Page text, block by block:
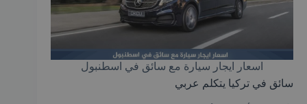
اسعار ايجار سيارة مع سائق في اسطنبول
سائق في تركيا يتكلم عربي